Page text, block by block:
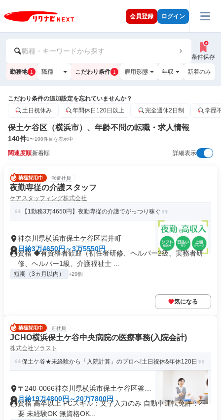
会員登録 ログイン
職種・キーワードから探す
条件保存
勤務地 1 職種 こだわり条件 1 雇用形態 年収 新着のみ
こだわり条件の追加設定を忘れていませんか？
土日祝休み
年間休日120日以上 完全週休2日制 学歴
保土ケ谷区（横浜市）、年齢不問の転職・求人情報
140件1〜100件目を表示中
関連度順新着順 詳細表示
派遣社員
夜勤専従の介護スタッフ
ケアスタッフィング株式会社
【1勤務3万4650円】夜勤専従の介護でがっつり稼ぐ
神奈川県横浜市保土ケ谷区岩井町
日給3万4650円～3万5550円
資格 ◆有資格者歓迎（初任者研修、ヘルパー2級、実務者研
修、ヘルパー1級、介護福祉士 ...
短期（3ヵ月以内） +29個
気になる
正社員
JCHO横浜保土ケ谷中央病院の医療事務(入院会計)
株式会社ソラスト
保土ケ谷★未経験から「入院計算」のプロへ!土日祝休&年休120日
〒240-0066神奈川県横浜市保土ケ谷区釜台
町
月給19万4800円～20万7800円
資格 高卒以上 PCスキル：文字入力のみ 自動車運転免許：不
要 未経験OK 無資格OK...